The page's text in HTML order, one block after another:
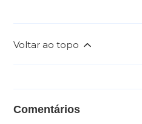
Voltar ao topo
Comentários